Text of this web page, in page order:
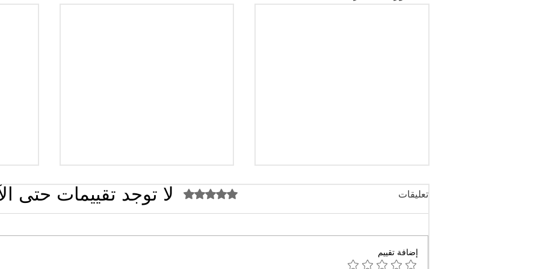
تعليقات تم التقييم بـ 0 من أصل 5 نجوم. لا توجد تقييمات حتى
إضافة تقييم